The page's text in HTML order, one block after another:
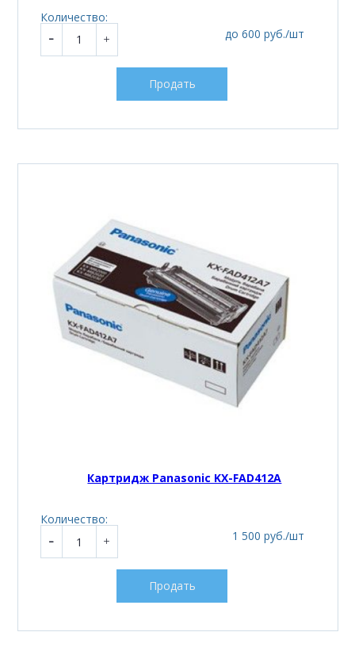
Количество:
до 600 руб./шт
Продать
Картридж Panasonic KX-FAD412A
Количество:
1 500 руб./шт
Продать